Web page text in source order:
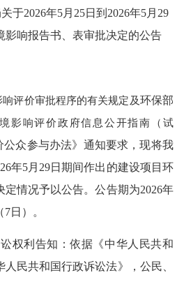
关于2026年5月25日到2026年5月29
影响报告书、表审批决定的公告
评价审批程序的有关规定及环保部
影响评价政府信息公开指南（试
众参与办法》 通知要求，现将我
年5月 29日期间作出的建设项目环
定情况予以公告。公告期为2026年
7日） 。
权利告知：依据《中华人民共和
民共和国行政诉讼法》，公民、